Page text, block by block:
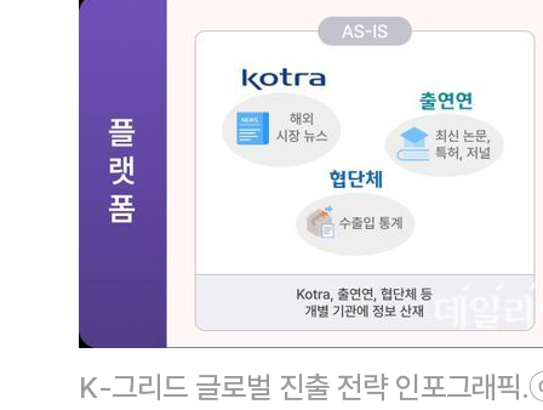
K-그리드 글로벌 진출 전략 인포그래픽